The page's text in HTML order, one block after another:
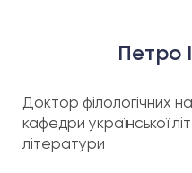
Петро
Доктор філологічних
кафедри української
літератури